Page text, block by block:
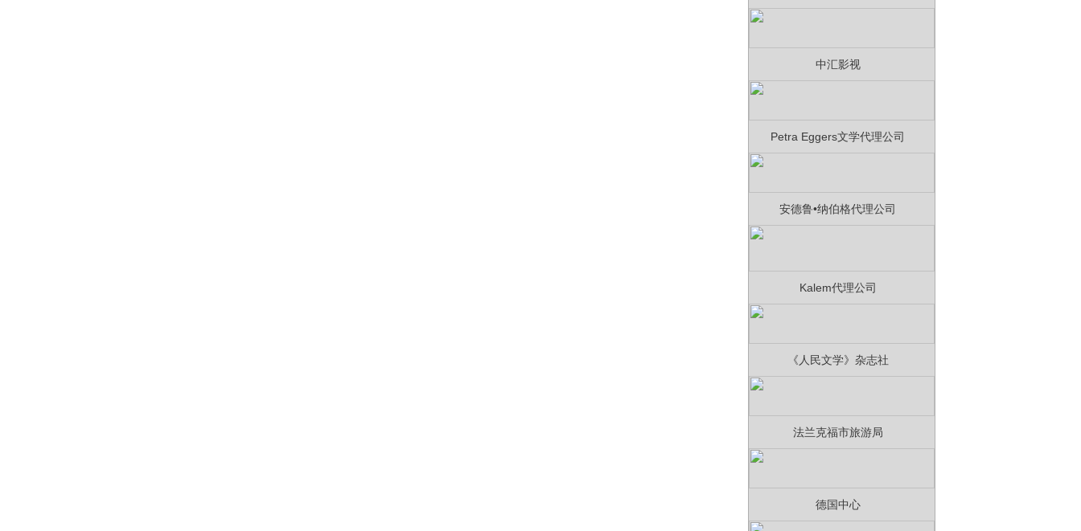
中汇影视
Petra Eggers文学代理公司
安德鲁•纳伯格代理公司
Kalem代理公司
《人民文学》杂志社
法兰克福市旅游局
德国中心